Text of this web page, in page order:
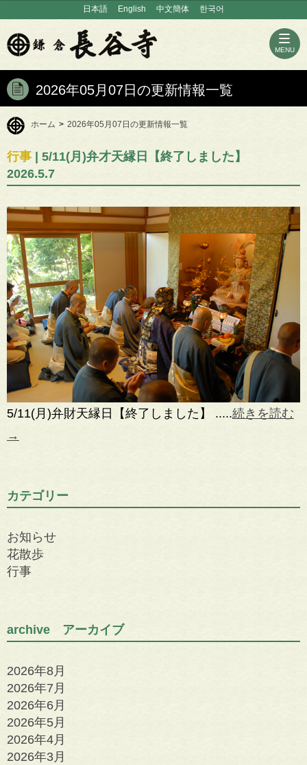
日本語 English 中文簡体 한국어
MENU
2026年05月07日の更新情報一覧
ホーム > 2026年05月07日の更新情報一覧
行事 | 5/11(月)弁才天縁日【終了しました】
2026.5.7
5/11(月)弁財天縁日【終了しました】 .....続きを読む
→
カテゴリー
お知らせ
花散歩
行事
archive アーカイブ
2026年8月
2026年7月
2026年6月
2026年5月
2026年4月
2026年3月